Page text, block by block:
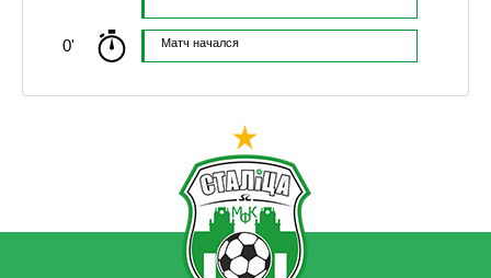
0' Матч начался